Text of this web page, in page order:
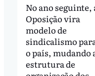
No ano seguinte,
Oposição vira
modelo de
sindicalismo
o país, mudando
estrutura de